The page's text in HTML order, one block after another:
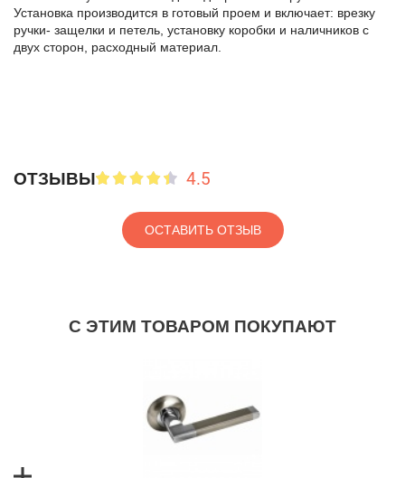
Установка производится в готовый проем и включает: врезку
ручки- защелки и петель, установку коробки и наличников с
двух сторон, расходный материал.
ОТЗЫВЫ 4.5
ОСТАВИТЬ ОТЗЫВ
С ЭТИМ ТОВАРОМ ПОКУПАЮТ